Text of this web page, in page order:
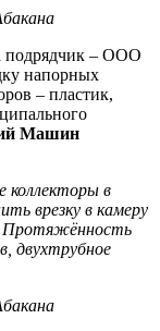
подрядчик – ООО
напорных
– пластик,
Машин
коллекторы в
врезку в камеру
Протяжённость
двухтрубное